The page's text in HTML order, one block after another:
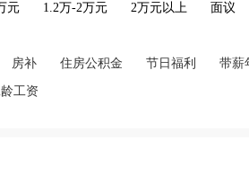
元 1.2万-2万元 2万元以上 面议
房补 住房公积金 节日福利 带薪
工资